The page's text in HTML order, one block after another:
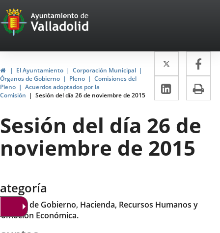
Portal
Web
del
Ayuntamiento
de
Valladolid
InicioEl Ayuntamiento
Corporación Municipal
Órganos de Gobierno
Pleno
Comisiones del
Pleno
Acuerdos adoptados por la
Comisión
Sesión del día 26 de noviembre de 2015
Twitter
Enlace
a
una
externa.
a
LinkedIn
Enlace
a
una
externa.
Sesión del día 26 de
noviembre de 2015
de Gobierno, Hacienda, Recursos Humanos y
Económica.